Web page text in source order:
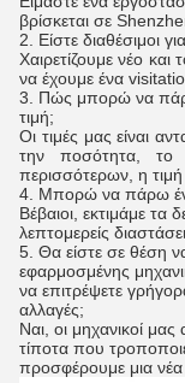
βρίσκεται σε
2.
Είστε διαθέσιμοι
Χαιρετίζουμε νέο
να έχουμε ένα
3.
Πώς μπορώ να
τιμή;
Οι τιμές μας είναι
την ποσότητα, το
περισσότερων, η τιμή
4. Μπορώ να πάρω
Βέβαιοι, εκτιμάμε τα
λεπτομερείς
5. Θα είστε σε θέση
εφαρμοσμένης
να επιτρέψετε
αλλαγές;
Ναι, οι μηχανικοί
τίποτα που
προσφέρουμε μια νέα